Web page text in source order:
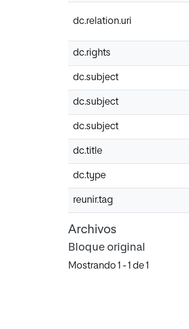
dc.relation.uri
dc.rights
dc.subject
dc.subject
dc.subject
dc.title
dc.type
reunir.tag
Archivos
Bloque original
Mostrando 1 - 1 de 1